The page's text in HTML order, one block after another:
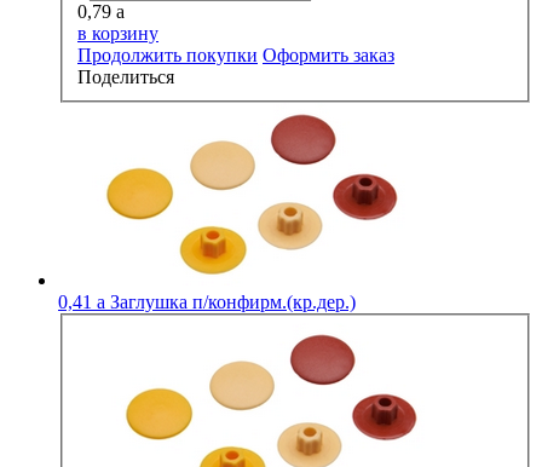
0,79 a
в корзину
Продолжить покупки Оформить заказ
Поделиться
0,41 a Заглушка п/конфирм.(кр.дер.)